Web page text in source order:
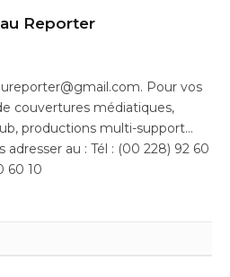
Reporter
Pour vos
couvertures médiatiques,
productions multi-support…
adresser au : Tél : (00 228) 92 60
60 10